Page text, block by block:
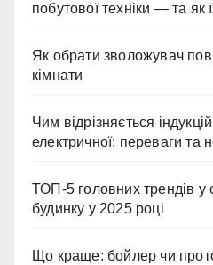
побутової техніки — та як
Як обрати зволожувач
кімнати
Чим відрізняється
електричної: переваги та
ТОП-5 головних трендів у
будинку у 2025 році
Що краще: бойлер чи